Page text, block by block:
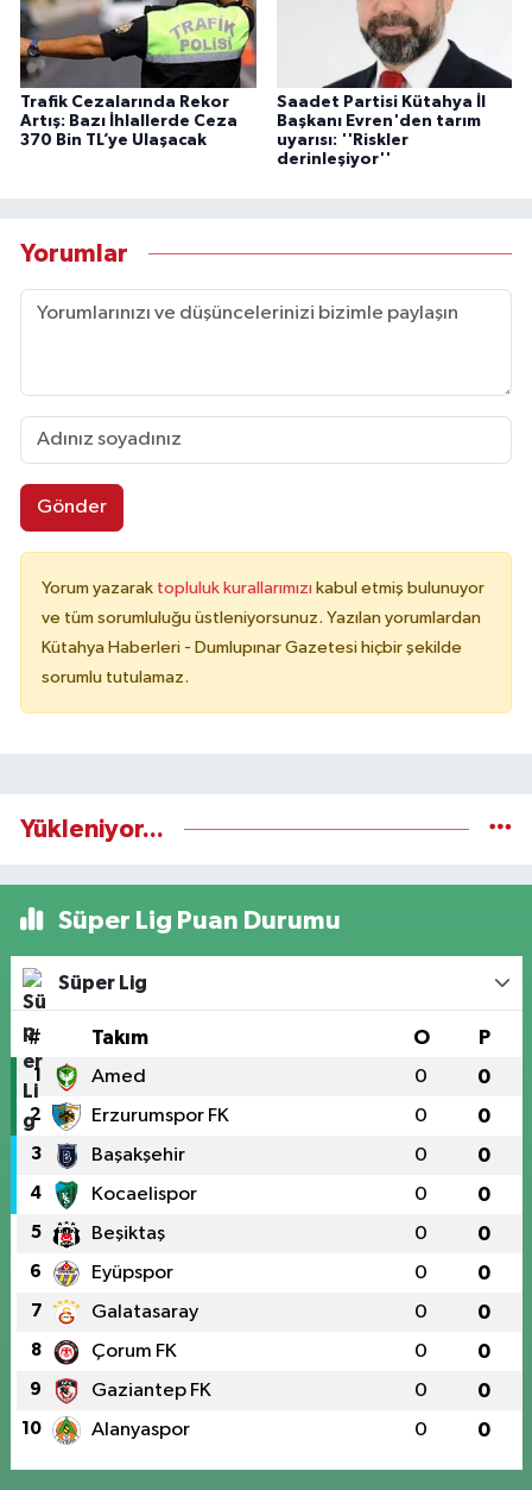
Trafik Cezalarında Rekor
Artış: Bazı İhlallerde Ceza
370 Bin TL’ye Ulaşacak
Saadet Partisi Kütahya İl
Başkanı Evren'den tarım
uyarısı: ''Riskler
derinleşiyor''
Yorumlar
Gönder
Yorum yazarak topluluk kurallarımızı kabul etmiş bulunuyor
ve tüm sorumluluğu üstleniyorsunuz. Yazılan yorumlardan
Kütahya Haberleri - Dumlupınar Gazetesi hiçbir şekilde
sorumlu tutulamaz.
Yükleniyor...
Süper Lig Puan Durumu
Süper Lig
# Takım O P
1 Amed 0 0
2 Erzurumspor FK 0 0
3 Başakşehir 0 0
4 Kocaelispor 0 0
5 Beşiktaş 0 0
6 Eyüpspor 0 0
7 Galatasaray 0 0
8 Çorum FK 0 0
9 Gaziantep FK 0 0
10 Alanyaspor 0 0